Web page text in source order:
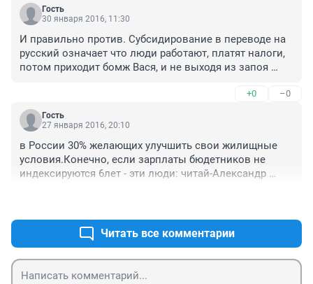
Гость
30 января 2016, 11:30
И правильно против. Субсидирование в переводе на
русский означает что люди работают, платят налоги,
потом приходит бомж Вася, и не выходя из запоя
дают нахаляву деньги и кредит, он покупает квартиру,
потом идет на митинг с требованием простить ему
долг перед банком.
взнос наберут, а кто не может, тем не надо ее давать,
и уж тем более не надо им дарить деньги за счет
налогов всех остальных.
+0 –0
Гость
27 января 2016, 20:10
в России 30% желающих улучшить свои жилищные
условия.Конечно, если зарплаты бюдетников не
индексируются 6лет - эти люди: читай-Александр
знаем, КАКАЯ зарплата нужна для выплаты ипотеки
даже 12-15тысяч в месяц/ идите на фиг. То, что люди
вынуждены работать на 1,5ставки,или на 2 работах
при таких зарплатах-это одна сторона вопроса. Но
Читать все комментарии